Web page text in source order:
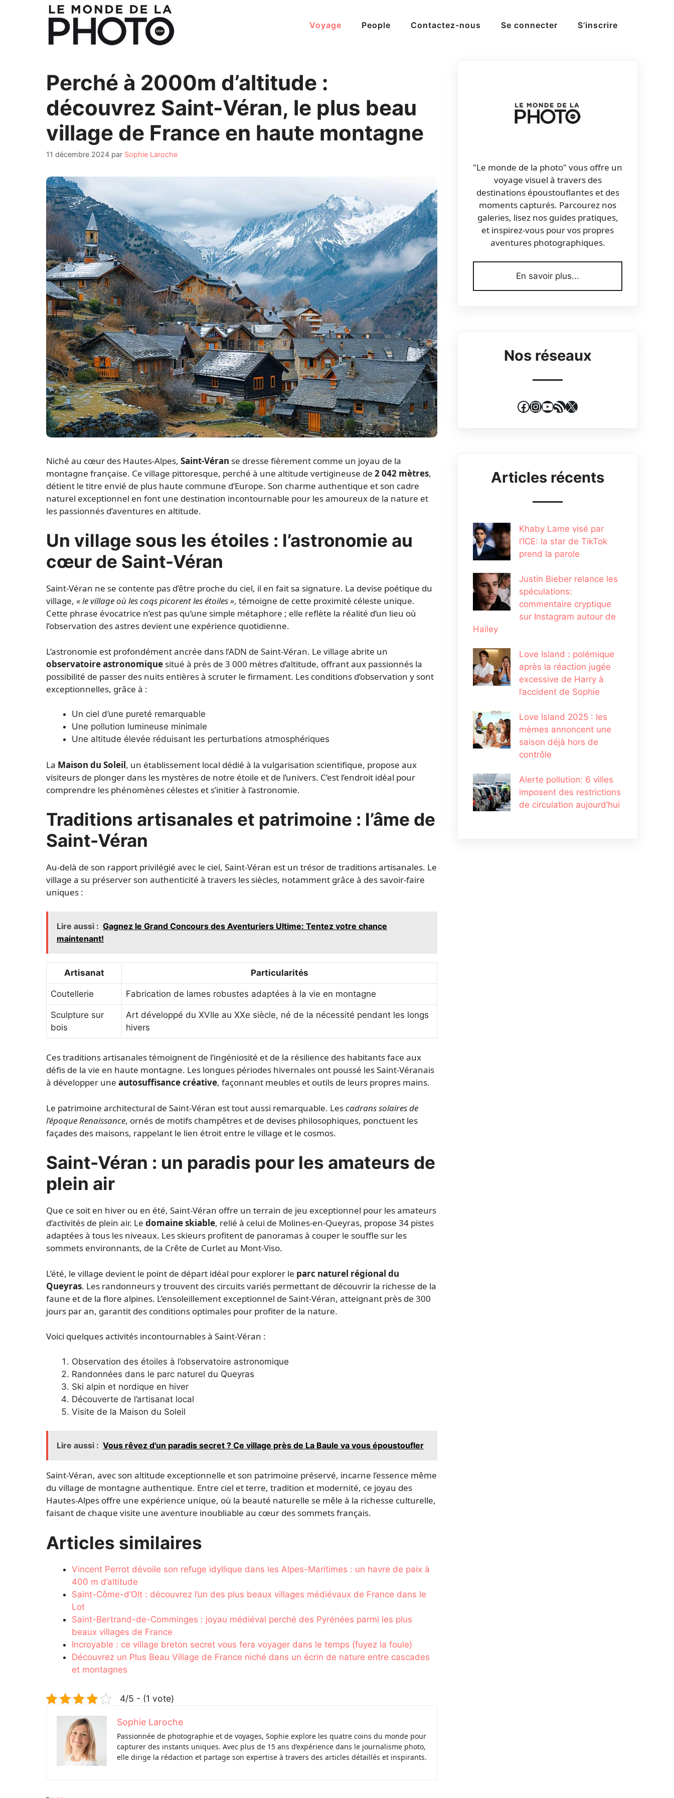
Voyage People Contactez-nous Se connecter S’inscrire
Perché à 2000m d’altitude :
découvrez Saint-Véran, le plus beau
village de France en haute montagne
11 décembre 2024 par Sophie Laroche
Niché au cœur des Hautes-Alpes, Saint-Véran se dresse fièrement comme un joyau de la
montagne française. Ce village pittoresque, perché à une altitude vertigineuse de 2 042 mètres,
détient le titre envié de plus haute commune d’Europe. Son charme authentique et son cadre
naturel exceptionnel en font une destination incontournable pour les amoureux de la nature et
les passionnés d’aventures en altitude.
Un village sous les étoiles : l’astronomie au
cœur de Saint-Véran
Saint-Véran ne se contente pas d’être proche du ciel, il en fait sa signature. La devise poétique du
village, « le village où les coqs picorent les étoiles », témoigne de cette proximité céleste unique.
Cette phrase évocatrice n’est pas qu’une simple métaphore ; elle reflète la réalité d’un lieu où
l’observation des astres devient une expérience quotidienne.
L’astronomie est profondément ancrée dans l’ADN de Saint-Véran. Le village abrite un
observatoire astronomique situé à près de 3 000 mètres d’altitude, offrant aux passionnés la
possibilité de passer des nuits entières à scruter le firmament. Les conditions d’observation y sont
exceptionnelles, grâce à :
Un ciel d’une pureté remarquable
Une pollution lumineuse minimale
Une altitude élevée réduisant les perturbations atmosphériques
La Maison du Soleil, un établissement local dédié à la vulgarisation scientifique, propose aux
visiteurs de plonger dans les mystères de notre étoile et de l’univers. C’est l’endroit idéal pour
comprendre les phénomènes célestes et s’initier à l’astronomie.
Traditions artisanales et patrimoine : l’âme de
Saint-Véran
Au-delà de son rapport privilégié avec le ciel, Saint-Véran est un trésor de traditions artisanales. Le
village a su préserver son authenticité à travers les siècles, notamment grâce à des savoir-faire
uniques :
Lire aussi : Gagnez le Grand Concours des Aventuriers Ultime: Tentez votre chance
maintenant!
Artisanat Particularités
Coutellerie Fabrication de lames robustes adaptées à la vie en montagne
Sculpture sur
bois
Art développé du XVIIe au XXe siècle, né de la nécessité pendant les longs
hivers
Ces traditions artisanales témoignent de l’ingéniosité et de la résilience des habitants face aux
défis de la vie en haute montagne. Les longues périodes hivernales ont poussé les Saint-Véranais
à développer une autosuffisance créative, façonnant meubles et outils de leurs propres mains.
Le patrimoine architectural de Saint-Véran est tout aussi remarquable. Lescadrans solaires de
l’époque Renaissance, ornés de motifs champêtres et de devises philosophiques, ponctuent les
façades des maisons, rappelant le lien étroit entre le village et le cosmos.
Saint-Véran : un paradis pour les amateurs de
plein air
Que ce soit en hiver ou en été, Saint-Véran offre un terrain de jeu exceptionnel pour les amateurs
d’activités de plein air. Le domaine skiable, relié à celui de Molines-en-Queyras, propose 34 pistes
adaptées à tous les niveaux. Les skieurs profitent de panoramas à couper le souffle sur les
sommets environnants, de la Crête de Curlet au Mont-Viso.
L’été, le village devient le point de départ idéal pour explorer le parc naturel régional du
Queyras. Les randonneurs y trouvent des circuits variés permettant de découvrir la richesse de la
faune et de la flore alpines. L’ensoleillement exceptionnel de Saint-Véran, atteignant près de 300
jours par an, garantit des conditions optimales pour profiter de la nature.
Voici quelques activités incontournables à Saint-Véran :
Observation des étoiles à l’observatoire astronomique
Randonnées dans le parc naturel du Queyras
Ski alpin et nordique en hiver
Découverte de l’artisanat local
Visite de la Maison du Soleil
Lire aussi : Vous rêvez d'un paradis secret ? Ce village près de La Baule va vous époustoufler
Saint-Véran, avec son altitude exceptionnelle et son patrimoine préservé, incarne l’essence même
du village de montagne authentique. Entre ciel et terre, tradition et modernité, ce joyau des
Hautes-Alpes offre une expérience unique, où la beauté naturelle se mêle à la richesse culturelle,
faisant de chaque visite une aventure inoubliable au cœur des sommets français.
Articles similaires
Vincent Perrot dévoile son refuge idyllique dans les Alpes-Maritimes : un havre de paix à
400 m d’altitude
Saint-Côme-d’Olt : découvrez l’un des plus beaux villages médiévaux de France dans le
Lot
Saint-Bertrand-de-Comminges : joyau médiéval perché des Pyrénées parmi les plus
beaux villages de France
Incroyable : ce village breton secret vous fera voyager dans le temps (fuyez la foule)
Découvrez un Plus Beau Village de France niché dans un écrin de nature entre cascades
et montagnes
4/5 - (1 vote)
Sophie Laroche
Passionnée de photographie et de voyages, Sophie explore les quatre coins du monde pour
capturer des instants uniques. Avec plus de 15 ans d’expérience dans le journalisme photo,
elle dirige la rédaction et partage son expertise à travers des articles détaillés et inspirants.
"Le monde de la photo" vous offre un
voyage visuel à travers des
destinations époustouflantes et des
moments capturés. Parcourez nos
galeries, lisez nos guides pratiques,
et inspirez-vous pour vos propres
aventures photographiques.
En savoir plus...
Nos réseaux
Facebook
Instagram
YouTube
Flux RSS
X
Articles récents
Khaby Lame visé par
l’ICE: la star de TikTok
prend la parole
Justin Bieber relance les
spéculations:
commentaire cryptique
sur Instagram autour de
Hailey
Love Island : polémique
après la réaction jugée
excessive de Harry à
l’accident de Sophie
Love Island 2025 : les
mèmes annoncent une
saison déjà hors de
contrôle
Alerte pollution: 6 villes
imposent des restrictions
de circulation aujourd’hui